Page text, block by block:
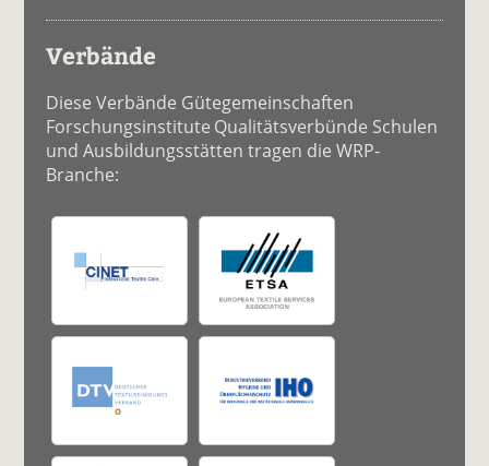
Verbände
Diese Verbände Gütegemeinschaften
Forschungsinstitute Qualitätsverbünde Schulen
und Ausbildungsstätten tragen die WRP-
Branche: